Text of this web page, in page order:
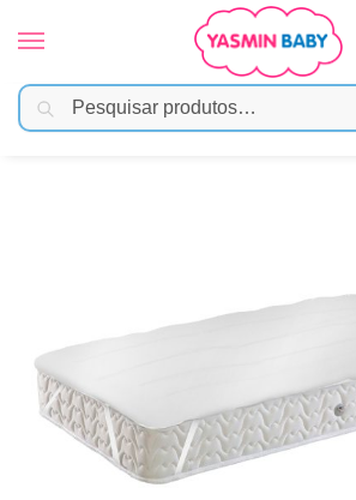
Início Móveis Infantis / Colchões